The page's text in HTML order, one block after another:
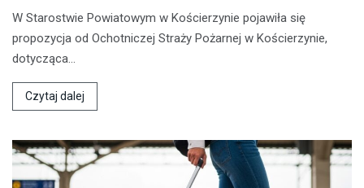
W Starostwie Powiatowym w Kościerzynie pojawiła się
propozycja od Ochotniczej Straży Pożarnej w Kościerzynie,
dotycząca…
Czytaj dalej